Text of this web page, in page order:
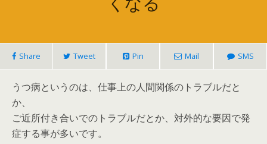
Share Tweet Pin Mail SMS
うつ病というのは、仕事上の人間関係のトラブルだと
か、
ご近所付き合いでのトラブルだとか、対外的な要因で発
症する事が多いです。